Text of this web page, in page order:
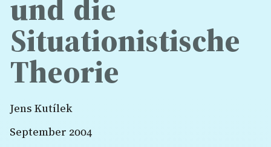
und die
Situationistische
Theorie
Jens Kutílek
September 2004